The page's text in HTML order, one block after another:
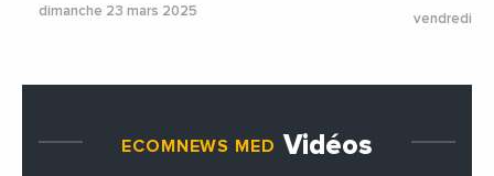
dimanche 23 mars 2025
vendredi 21
ECOMNEWS MED Vidéos